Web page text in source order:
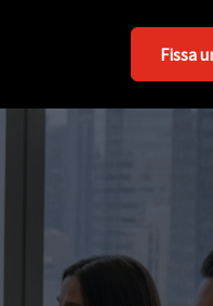
Fissa